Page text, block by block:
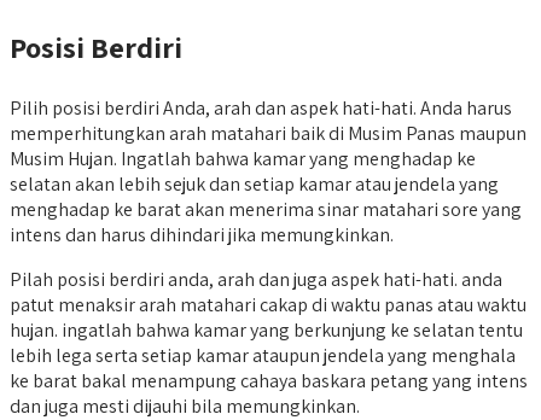
Posisi Berdiri
Pilih posisi berdiri Anda, arah dan aspek hati-hati. Anda harus
memperhitungkan arah matahari baik di Musim Panas maupun
Musim Hujan. Ingatlah bahwa kamar yang menghadap ke
selatan akan lebih sejuk dan setiap kamar atau jendela yang
menghadap ke barat akan menerima sinar matahari sore yang
intens dan harus dihindari jika memungkinkan.
Pilah posisi berdiri anda, arah dan juga aspek hati-hati. anda
patut menaksir arah matahari cakap di waktu panas atau waktu
hujan. ingatlah bahwa kamar yang berkunjung ke selatan tentu
lebih lega serta setiap kamar ataupun jendela yang menghala
ke barat bakal menampung cahaya baskara petang yang intens
dan juga mesti dijauhi bila memungkinkan.